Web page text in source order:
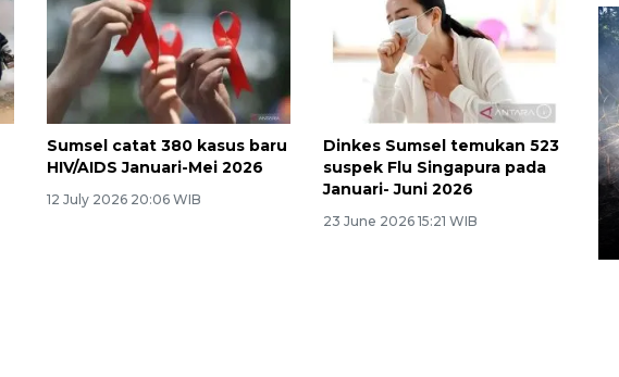
Sumsel catat 380 kasus baru
HIV/AIDS Januari-Mei 2026
12 July 2026 20:06 WIB
Dinkes Sumsel temukan 523
suspek Flu Singapura pada
Januari- Juni 2026
23 June 2026 15:21 WIB
Alokasi anggaran untuk bibit
kopi arabika Gayo
15 June 2026 11:15 WIB